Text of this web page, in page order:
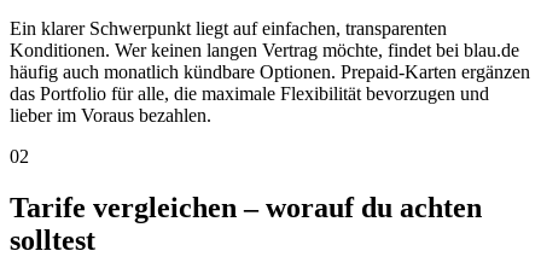
Ein klarer Schwerpunkt liegt auf einfachen, transparenten
Konditionen. Wer keinen langen Vertrag möchte, findet bei blau.de
häufig auch monatlich kündbare Optionen. Prepaid-Karten ergänzen
das Portfolio für alle, die maximale Flexibilität bevorzugen und
lieber im Voraus bezahlen.
02
Tarife vergleichen – worauf du achten
solltest